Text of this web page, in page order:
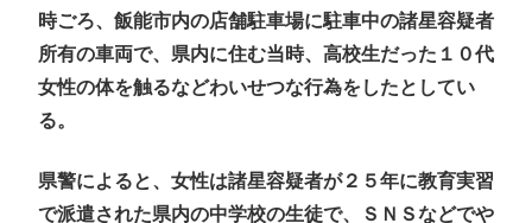
時ごろ、飯能市内の店舗駐車場に駐車中の諸星容疑者
所有の車両で、県内に住む当時、高校生だった１０代
女性の体を触るなどわいせつな行為をしたとしてい
る。
県警によると、女性は諸星容疑者が２５年に教育実習
で派遣された県内の中学校の生徒で、ＳＮＳなどでや